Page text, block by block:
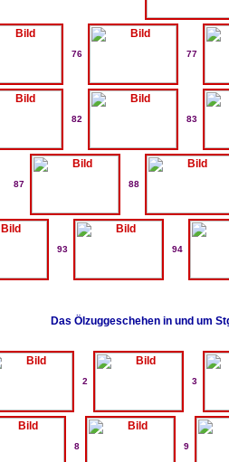
76 77
82 83
87 88
93 94
Das Ölzuggeschehen in und um
2 3
8 9